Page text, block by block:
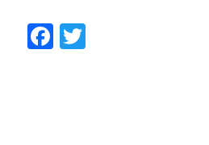
Facebook